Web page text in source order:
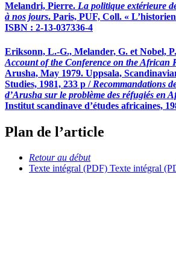
Melandri, Pierre. La politique extérieure
à nos jours. Paris, PUF, Coll. «
ISBN : 2-13-037336-4
Eriksonn, L.-G., Melander, G. et Nobel, P.
Account of the Conference on the African
Arusha, May 1979. Uppsala,
Studies, 1981, 233 p / Recommandations
d’Arusha sur le problème des réfugiés en
Institut scandinave d’études africaines,
Plan de l’article
Retour au début
Texte intégral (PDF) Texte intégral